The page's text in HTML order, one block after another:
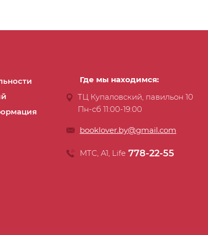
Где мы находимся:
ТЦ Купаловский, павильон 10
Пн-сб 11:00-19:00
booklover.by@gmail.com
МТС, А1, Life 778-22-55